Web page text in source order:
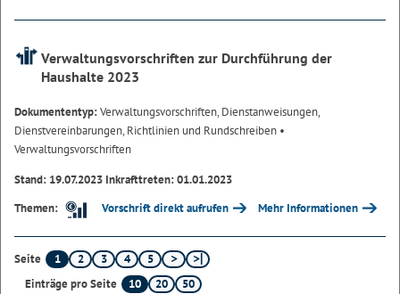
Verwaltungsvorschriften zur Durchführung der
Haushalte 2023
Dokumententyp:Verwaltungsvorschriften, Dienstanweisungen,
Dienstvereinbarungen, Richtlinien und Rundschreiben •
Verwaltungsvorschriften
Stand: 19.07.2023 Inkrafttreten: 01.01.2023
Themen:
Vorschrift direkt aufrufen Mehr Informationen
Seite 1 2 3 4
5
Einträge pro Seite
10 20 50